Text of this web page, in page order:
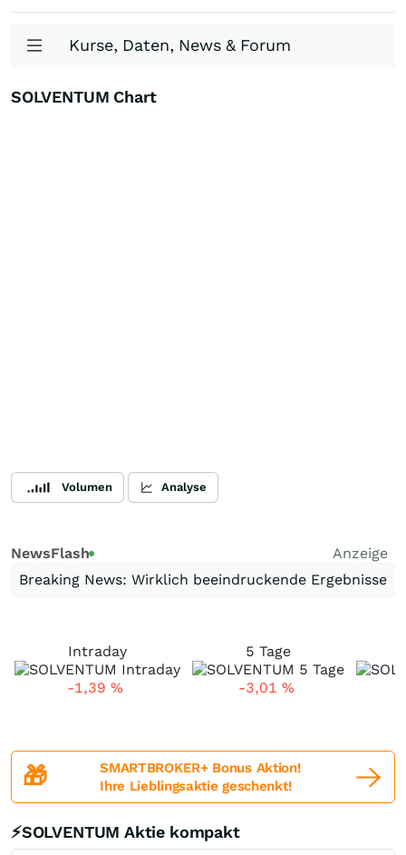
Kurse, Daten, News & Forum
SOLVENTUM Chart
Volumen Analyse
NewsFlash
Anzeige
Breaking News: Wirklich beeindruckende Ergebnisse
Intraday
-1,39 %
5 Tage
-3,01 %
🎁
SMARTBROKER+ Bonus Aktion!
Ihre Lieblingsaktie geschenkt!
⚡SOLVENTUM Aktie kompakt